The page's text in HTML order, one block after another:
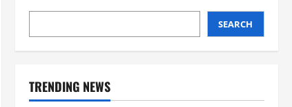
SEARCH
TRENDING NEWS